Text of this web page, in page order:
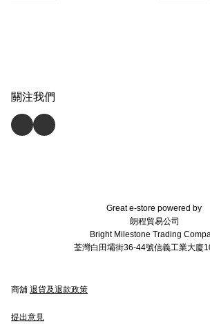
關注我們
Great e-store powered by
朗程貿易公司
Bright Milestone Trading
荃灣白田壩街36-44號信義工業大廈
商舖 退貨及退款政策
提出意見